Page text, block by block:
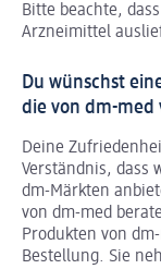
Bitte beachte,
Arzneimittel
Du wünschst
die von dm-med
Deine
Verständnis, dass
dm-Märkten
von dm-med
Produkten von
Bestellung. Sie